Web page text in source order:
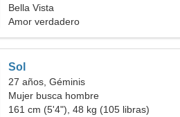
Bella Vista
Amor verdadero
Sol
27 años, Géminis
Mujer busca hombre
161 cm (5'4"), 48 kg (105 libras)